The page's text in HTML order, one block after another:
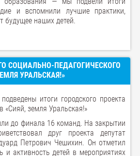
и вспомнили лучшие практики,
будущее наших детей.
СОЦИАЛЬНО-ПЕДАГОГИЧЕСКОГО
УРАЛЬСКАЯ!»
подведены итоги городского проекта
«Сияй, земля Уральская!»
до финала 16 команд. На закрытии
друг проекта депутат
Петрович Чешихин. Он отметил
и активность детей в мероприятиях